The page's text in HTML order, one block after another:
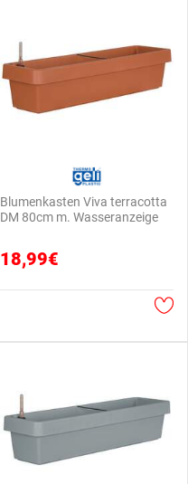
Blumenkasten Viva terracotta
DM 80cm m. Wasseranzeige
18,99€